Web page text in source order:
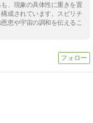
、現象の具体性に重きを置
成されています。スピリチ
恵や宇宙の調和を伝えるこ